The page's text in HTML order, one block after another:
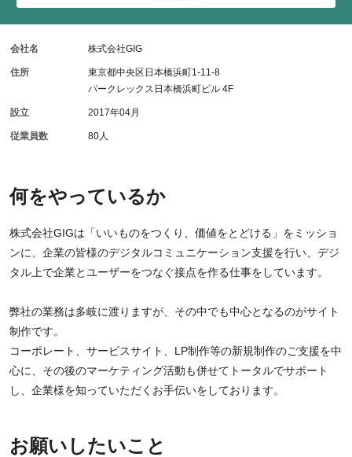
何をやっているか
株式会社GIGは「いいものをつくり、価値をとどける」をミッショ
ンに、企業の皆様のデジタルコミュニケーション支援を行い、デジ
タル上で企業とユーザーをつなぐ接点を作る仕事をしています。
弊社の業務は多岐に渡りますが、その中でも中心となるのがサイト
制作です。
コーポレート、サービスサイト、LP制作等の新規制作のご支援を中
心に、その後のマーケティング活動も併せてトータルでサポート
し、企業様を知っていただくお手伝いをしております。
お願いしたいこと
会社名 株式会社GIG
住所
東京都中央区日本橋浜町1-11-8
パークレックス日本橋浜町ビル 4F
設立 2017年04月
従業員数 80人